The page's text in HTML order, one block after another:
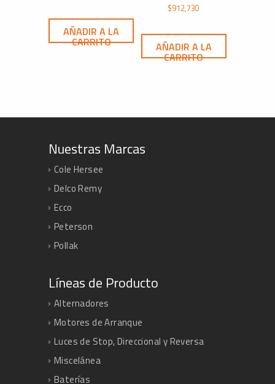
AÑADIR A LA
CARRITO
$912,730
AÑADIR A LA
CARRITO
Nuestras Marcas
Cole Hersee
Delco Remy
Ecco
Peterson
Pollak
Líneas de Producto
Alternadores
Motores de Arranque
Luces de Stop, Direccional y Reversa
Miscelánea
Baterías